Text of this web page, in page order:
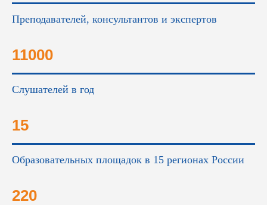
Преподавателей, консультантов и экспертов
11000
Слушателей в год
15
Образовательных площадок в 15 регионах России
220